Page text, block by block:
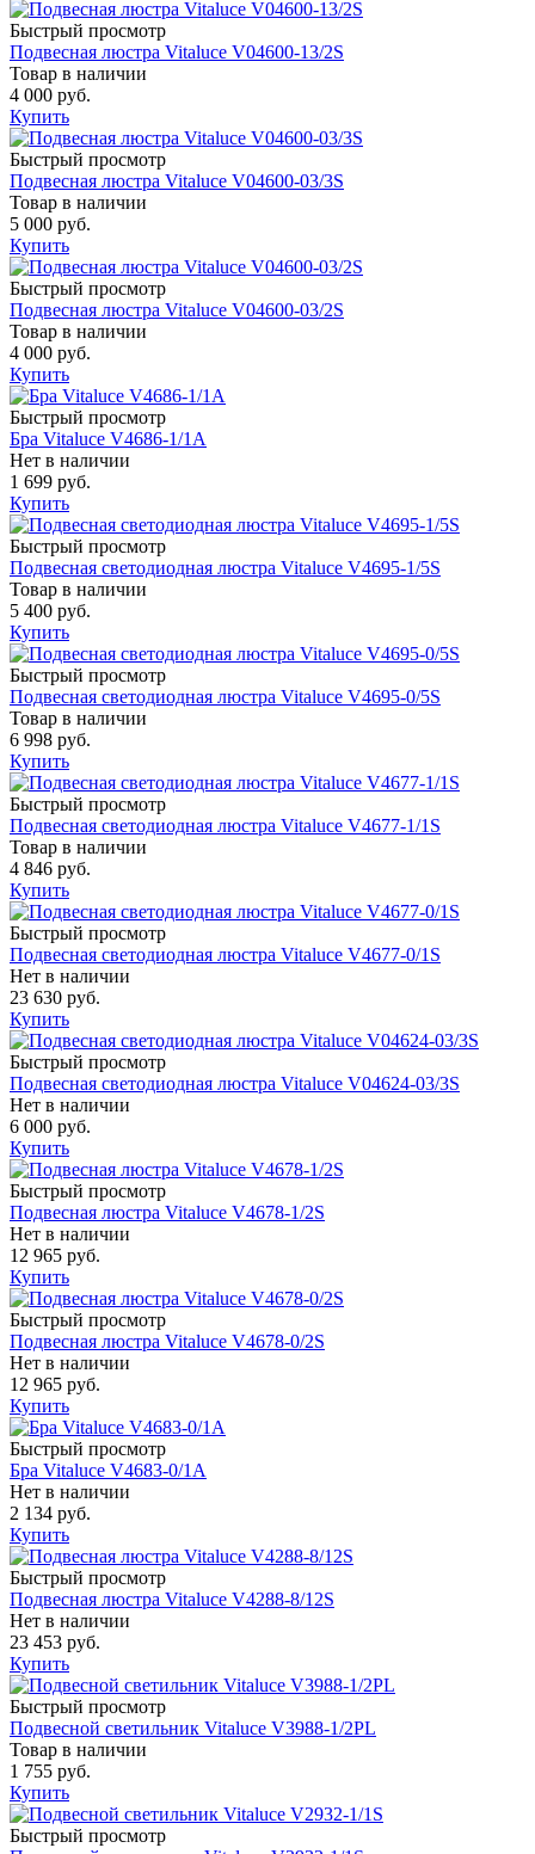
Быстрый просмотр
Подвесная люстра Vitaluce V04600-13/2S
Товар в наличии
4 000 руб.
Купить
Быстрый просмотр
Подвесная люстра Vitaluce V04600-03/3S
Товар в наличии
5 000 руб.
Купить
Быстрый просмотр
Подвесная люстра Vitaluce V04600-03/2S
Товар в наличии
4 000 руб.
Купить
Быстрый просмотр
Бра Vitaluce V4686-1/1A
Нет в наличии
1 699 руб.
Купить
Быстрый просмотр
Подвесная светодиодная люстра Vitaluce V4695-1/5S
Товар в наличии
5 400 руб.
Купить
Быстрый просмотр
Подвесная светодиодная люстра Vitaluce V4695-0/5S
Товар в наличии
6 998 руб.
Купить
Быстрый просмотр
Подвесная светодиодная люстра Vitaluce V4677-1/1S
Товар в наличии
4 846 руб.
Купить
Быстрый просмотр
Подвесная светодиодная люстра Vitaluce V4677-0/1S
Нет в наличии
23 630 руб.
Купить
Быстрый просмотр
Подвесная светодиодная люстра Vitaluce V04624-03/3S
Нет в наличии
6 000 руб.
Купить
Быстрый просмотр
Подвесная люстра Vitaluce V4678-1/2S
Нет в наличии
12 965 руб.
Купить
Быстрый просмотр
Подвесная люстра Vitaluce V4678-0/2S
Нет в наличии
12 965 руб.
Купить
Быстрый просмотр
Бра Vitaluce V4683-0/1A
Нет в наличии
2 134 руб.
Купить
Быстрый просмотр
Подвесная люстра Vitaluce V4288-8/12S
Нет в наличии
23 453 руб.
Купить
Быстрый просмотр
Подвесной светильник Vitaluce V3988-1/2PL
Товар в наличии
1 755 руб.
Купить
Быстрый просмотр